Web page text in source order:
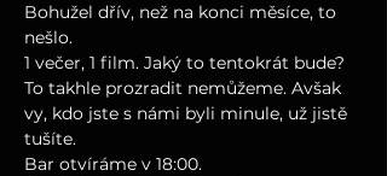
Bohužel dřív, než na konci měsíce, to
nešlo.
1 večer, 1 film. Jaký to tentokrát bude?
To takhle prozradit nemůžeme. Avšak
vy, kdo jste s námi byli minule, už jistě
tušíte.
Bar otvíráme v 18:00.